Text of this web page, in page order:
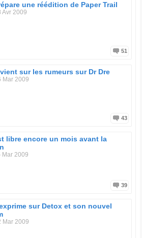
une réédition de Paper Trail
Avr 2009
51
sur les rumeurs sur Dr Dre
Mar 2009
43
libre encore un mois avant la
Mar 2009
39
sur Detox et son nouvel
Mar 2009